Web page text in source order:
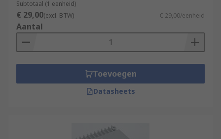
Subtotaal (1 eenheid)
€ 29,00(excl. BTW) € 29,00/eenheid
Aantal
Toevoegen
Datasheets